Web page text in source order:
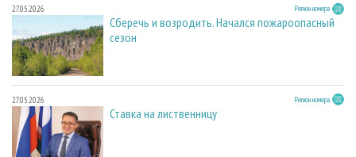
27.05.2026 Регион номера
Сберечь и возродить. Начался пожароопасный
сезон
27.05.2026 Регион номера
Ставка на лиственницу